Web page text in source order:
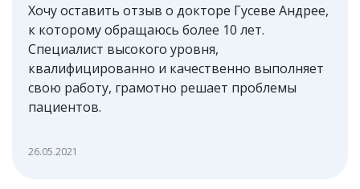
Хочу оставить отзыв о докторе Гусеве Андрее,
к которому обращаюсь более 10 лет.
Специалист высокого уровня,
квалифицированно и качественно выполняет
свою работу, грамотно решает проблемы
пациентов.
26.05.2021